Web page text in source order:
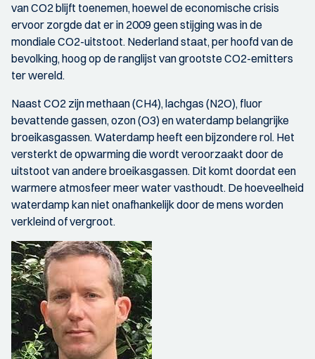
van CO2 blijft toenemen, hoewel de economische crisis
ervoor zorgde dat er in 2009 geen stijging was in de
mondiale CO2-uitstoot. Nederland staat, per hoofd van de
bevolking, hoog op de ranglijst van grootste CO2-emitters
ter wereld.
Naast CO2 zijn methaan (CH4), lachgas (N2O), fluor
bevattende gassen, ozon (O3) en waterdamp belangrijke
broeikasgassen. Waterdamp heeft een bijzondere rol. Het
versterkt de opwarming die wordt veroorzaakt door de
uitstoot van andere broeikasgassen. Dit komt doordat een
warmere atmosfeer meer water vasthoudt. De hoeveelheid
waterdamp kan niet onafhankelijk door de mens worden
verkleind of vergroot.